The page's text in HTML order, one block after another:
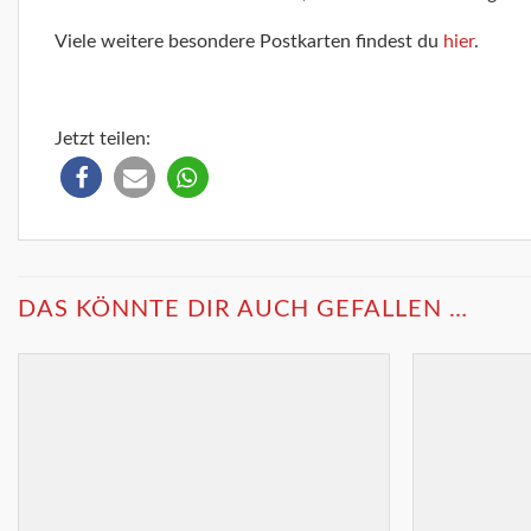
Viele weitere besondere Postkarten findest du hier.
Jetzt teilen:
DAS KÖNNTE DIR AUCH GEFALLEN …